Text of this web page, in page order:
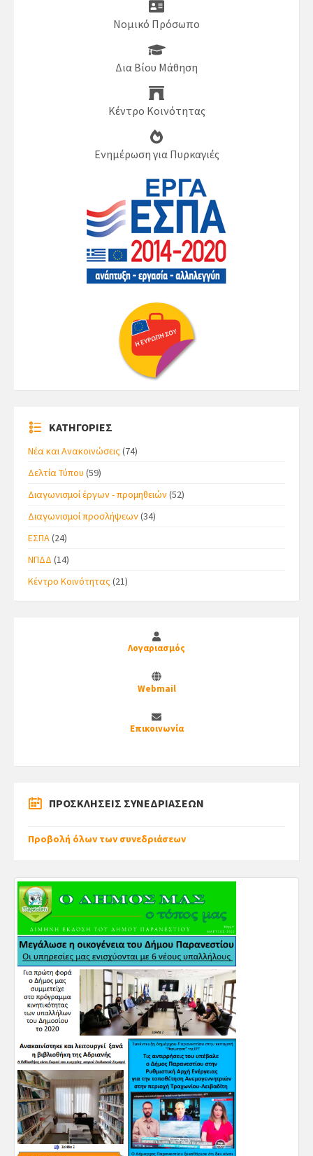
Νομικό Πρόσωπο
Δια Βίου Μάθηση
Κέντρο Κοινότητας
Ενημέρωση για Πυρκαγιές
ΚΑΤΗΓΟΡΙΕΣ
Νέα και Ανακοινώσεις(74)
Δελτία Τύπου (59)
Διαγωνισμοί έργων - προμηθειών(52)
Διαγωνισμοί προσλήψεων(34)
ΕΣΠΑ(24)
ΝΠΔΔ (14)
Κέντρο Κοινότητας(21)
Λογαριασμός
Webmail
Επικοινωνία
ΠΡΟΣΚΛΗΣΕΙΣ ΣΥΝΕΔΡΙΑΣΕΩΝ
Προβολή όλων των συνεδριάσεων